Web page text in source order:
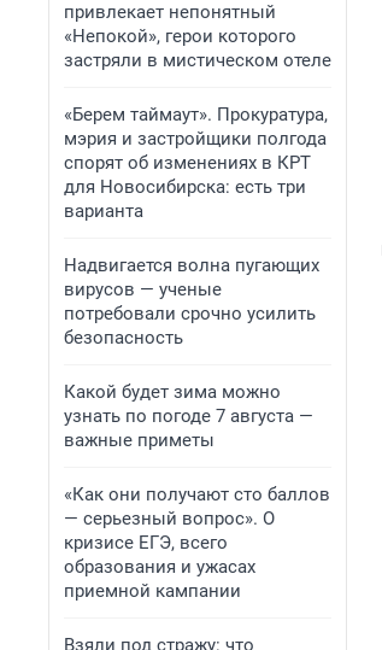
привлекает непонятный
«Непокой», герои которого
застряли в мистическом отеле
«Берем таймаут». Прокуратура,
мэрия и застройщики полгода
спорят об изменениях в КРТ
для Новосибирска: есть три
варианта
Надвигается волна пугающих
вирусов — ученые
потребовали срочно усилить
безопасность
Какой будет зима можно
узнать по погоде 7 августа —
важные приметы
«Как они получают сто баллов
— серьезный вопрос». О
кризисе ЕГЭ, всего
образования и ужасах
приемной кампании
Взяли под стражу: что